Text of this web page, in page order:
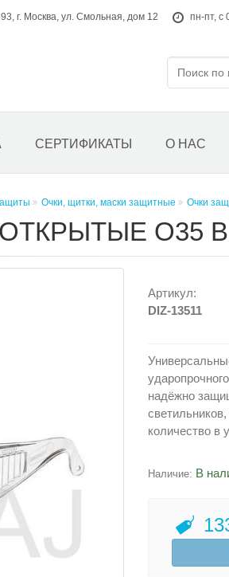
г. Москва, ул. Смольная, дом 12 пн-пт, с
СЕРТИФИКАТЫ О НАС
Очки, щитки, маски защитные Очки
О35
Артикул:
DIZ-13511
надёжно
количество в
Наличие: В